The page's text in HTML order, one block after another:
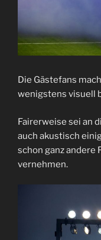
Die Gästefans
wenigstens visuell
Fairerweise sei an
auch akustisch
schon ganz andere
vernehmen.